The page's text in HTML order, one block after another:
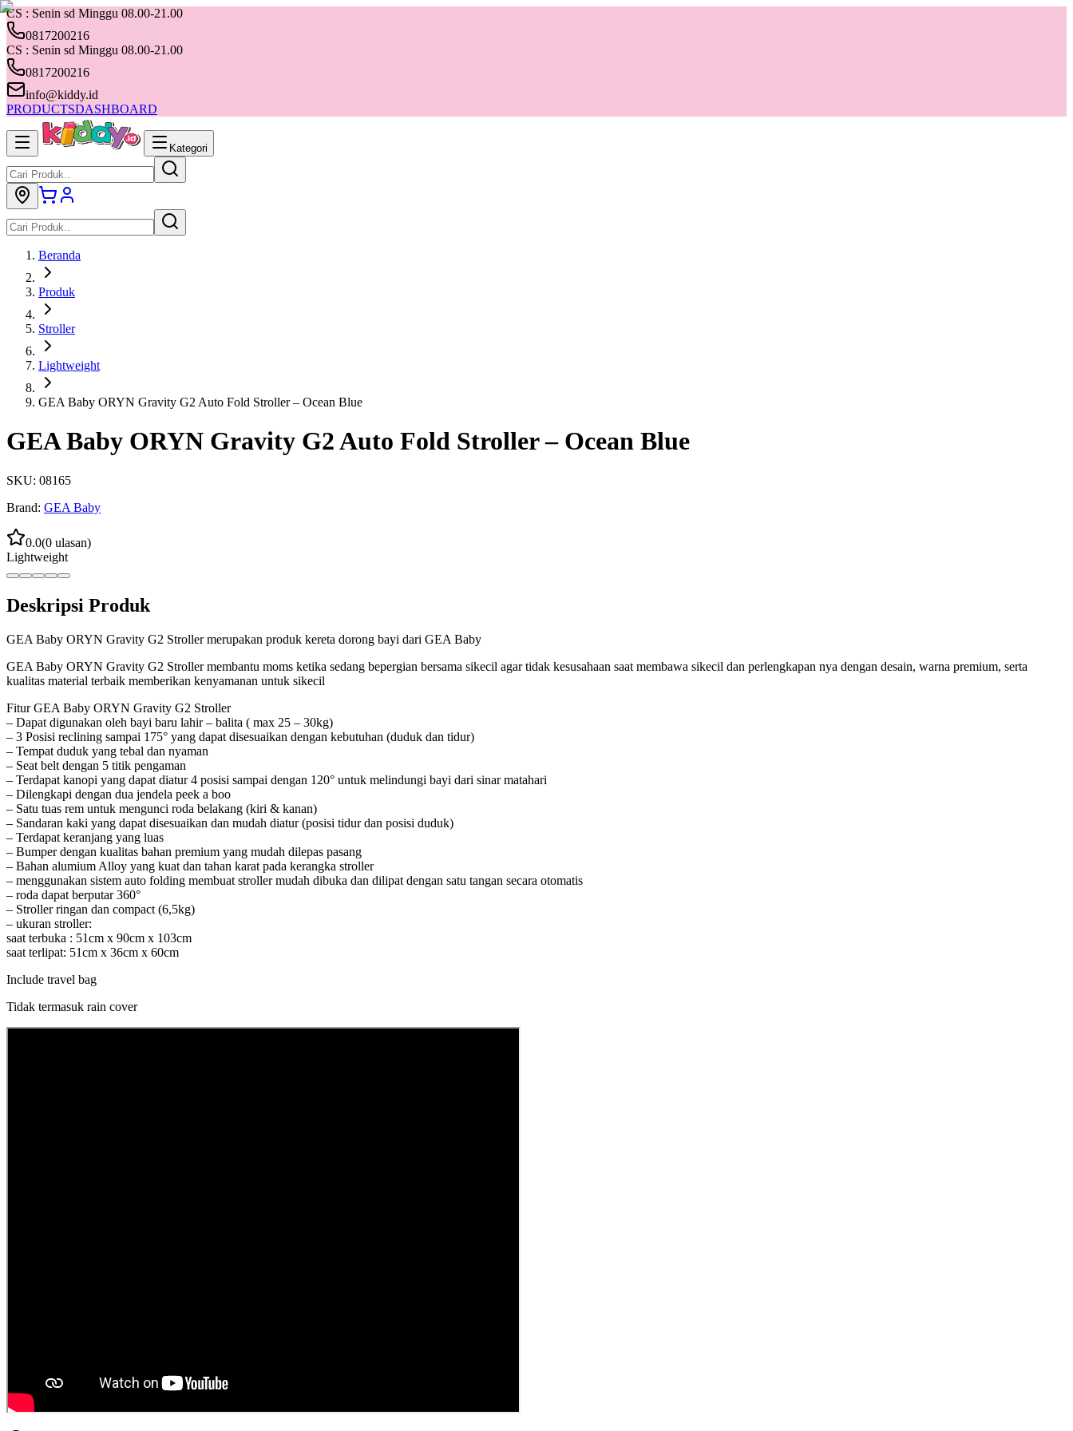
CS : Senin sd Minggu 08.00-21.00
0817200216
CS : Senin sd Minggu 08.00-21.00
0817200216
info@kiddy.id
PRODUCTSDASHBOARD
Kategori
Beranda
Produk
Stroller
Lightweight
GEA Baby ORYN Gravity G2 Auto Fold Stroller – Ocean Blue
GEA Baby ORYN Gravity G2 Auto Fold Stroller – Ocean Blue
SKU: 08165
Brand: GEA Baby
0.0(0 ulasan)
Lightweight
Deskripsi Produk
GEA Baby ORYN Gravity G2 Stroller merupakan produk kereta dorong bayi dari GEA Baby
GEA Baby ORYN Gravity G2 Stroller membantu moms ketika sedang bepergian bersama sikecil agar tidak kesusahaan saat membawa sikecil dan perlengkapan nya dengan desain, warna premium, serta
kualitas material terbaik memberikan kenyamanan untuk sikecil
Fitur GEA Baby ORYN Gravity G2 Stroller
– Dapat digunakan oleh bayi baru lahir – balita ( max 25 – 30kg)
– 3 Posisi reclining sampai 175° yang dapat disesuaikan dengan kebutuhan (duduk dan tidur)
– Tempat duduk yang tebal dan nyaman
– Seat belt dengan 5 titik pengaman
– Terdapat kanopi yang dapat diatur 4 posisi sampai dengan 120° untuk melindungi bayi dari sinar matahari
– Dilengkapi dengan dua jendela peek a boo
– Satu tuas rem untuk mengunci roda belakang (kiri & kanan)
– Sandaran kaki yang dapat disesuaikan dan mudah diatur (posisi tidur dan posisi duduk)
– Terdapat keranjang yang luas
– Bumper dengan kualitas bahan premium yang mudah dilepas pasang
– Bahan alumium Alloy yang kuat dan tahan karat pada kerangka stroller
– menggunakan sistem auto folding membuat stroller mudah dibuka dan dilipat dengan satu tangan secara otomatis
– roda dapat berputar 360°
– Stroller ringan dan compact (6,5kg)
– ukuran stroller:
saat terbuka : 51cm x 90cm x 103cm
saat terlipat: 51cm x 36cm x 60cm
Include travel bag
Tidak termasuk rain cover